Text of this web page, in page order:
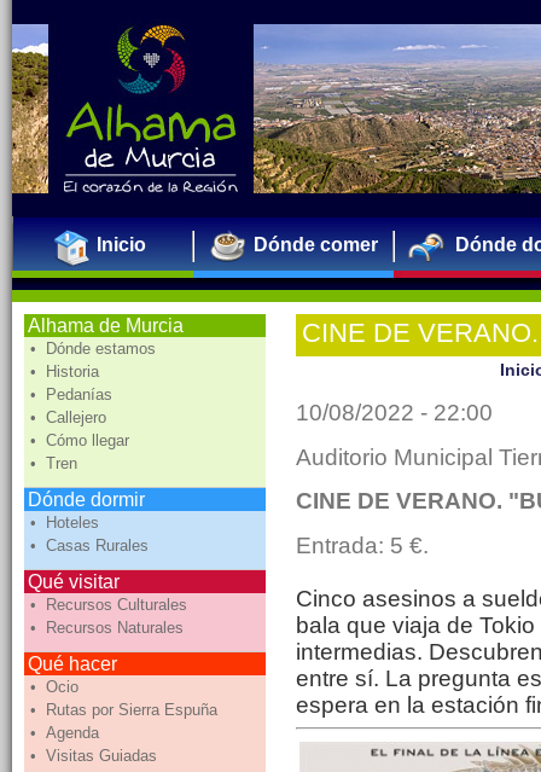
Inicio Dónde comer Dónde
Alhama de Murcia
• Dónde estamos
• Historia
• Pedanías
• Callejero
• Cómo llegar
• Tren
Dónde dormir
• Hoteles
• Casas Rurales
Qué visitar
• Recursos Culturales
• Recursos Naturales
Qué hacer
• Ocio
• Rutas por Sierra Espuña
• Agenda
• Visitas Guiadas
CINE DE
10/08/2022 - 22:00
Auditorio Municipal
CINE DE VERANO.
Entrada: 5 €.
Cinco asesinos a
bala que viaja de
intermedias.
entre sí. La pregunta
espera en la estación